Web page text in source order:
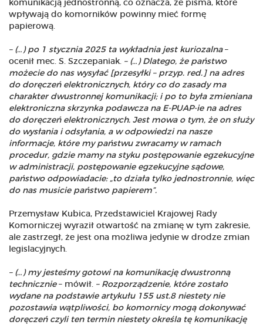
komunikacją jednostronną, co oznacza, że pisma, które
wpływają do komorników powinny mieć formę
papierową.
– (…) po 1 stycznia 2025 ta wykładnia jest kuriozalna–
ocenił mec. S. Szczepaniak. – (…) Dlatego, że państwo
możecie do nas wysyłać [przesyłki – przyp. red.] na adres
do doręczeń elektronicznych, który co do zasady ma
charakter dwustronnej komunikacji; i po to była zmieniana
elektroniczna skrzynka podawcza na E-PUAP-ie na adres
do doręczeń elektronicznych. Jest mowa o tym, że on służy
do wysłania i odsyłania, a w odpowiedzi na nasze
informacje, które my państwu zwracamy w ramach
procedur, gdzie mamy na styku postępowanie egzekucyjne
w administracji, postępowanie egzekucyjne sądowe,
państwo odpowiadacie: „to działa tylko jednostronnie, więc
do nas musicie państwo papierem”.
Przemysław Kubica, Przedstawiciel Krajowej Rady
Komorniczej wyraził otwartość na zmianę w tym zakresie,
ale zastrzegł, że jest ona możliwa jedynie w drodze zmian
legislacyjnych.
– (…) my jesteśmy gotowi na komunikację dwustronną
technicznie– mówił. – Rozporządzenie, które zostało
wydane na podstawie artykułu 155 ust.8 niestety nie
pozostawia wątpliwości, bo komornicy mogą dokonywać
doręczeń czyli ten termin niestety określa tę komunikację